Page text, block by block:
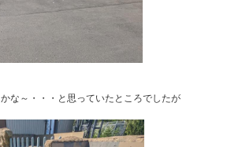
な～・・・と思っていたところでしたが